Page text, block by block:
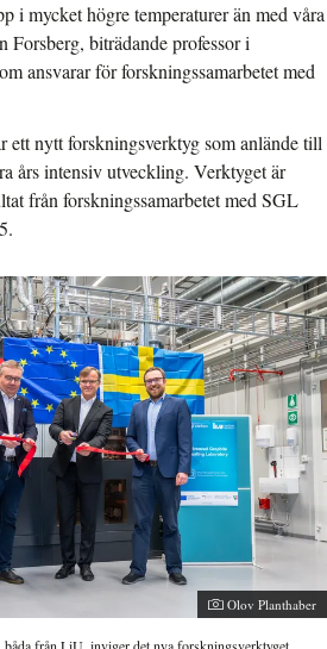
i mycket högre temperaturer än med våra
Forsberg, biträdande professor i
ansvarar för forskningssamarbetet med
ett nytt forskningsverktyg som anlände till
års intensiv utveckling. Verktyget är
från forskningssamarbetet med SGL
Fotograf:
Olov Planthaber